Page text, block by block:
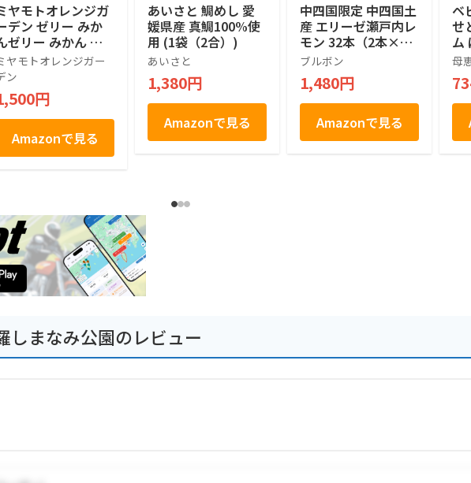
ヤモトオレンジガ
デン ゼリー みか
ゼリー みかん ギ
ト 愛媛産 寒天 100
パウチ 詰め合わせ
着色 無香料 国産
家庭用 フルーツ
ュレ 化学添加物不
使用 (4本)
ヤモトオレンジガー
ン
円
Amazonで見る
あいさと 鯛めし 愛
媛県産 真鯛100%使
用 (1袋（2合）)
あいさと
1,380円
Amazonで見る
中四国限定 中四国土
産 エリーゼ瀬戸内レ
モン 32本（2本×16
袋）
ブルボン
1,480円
Amazonで見る
ベ
せ
ム
暮
戸
き
ゼ
包
母
しまなみ公園のレビュー